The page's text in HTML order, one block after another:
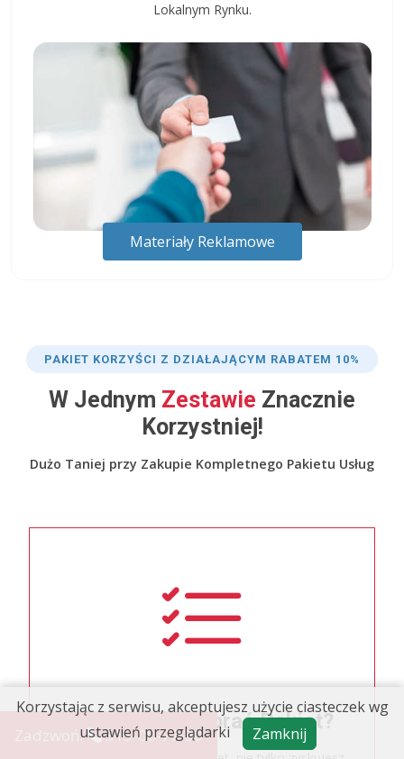
Lokalnym Rynku.
Materiały Reklamowe
PAKIET KORZYŚCI Z DZIAŁAJĄCYM RABATEM 10%
W Jednym Zestawie Znacznie
Korzystniej!
Dużo Taniej przy Zakupie Kompletnego Pakietu Usług
Czy Warto Wybrać Pakiet?
Korzystając z serwisu, akceptujesz użycie ciasteczek wg
ustawień przeglądarki
Zamknij
Zadzwoń: 515-00-77-30